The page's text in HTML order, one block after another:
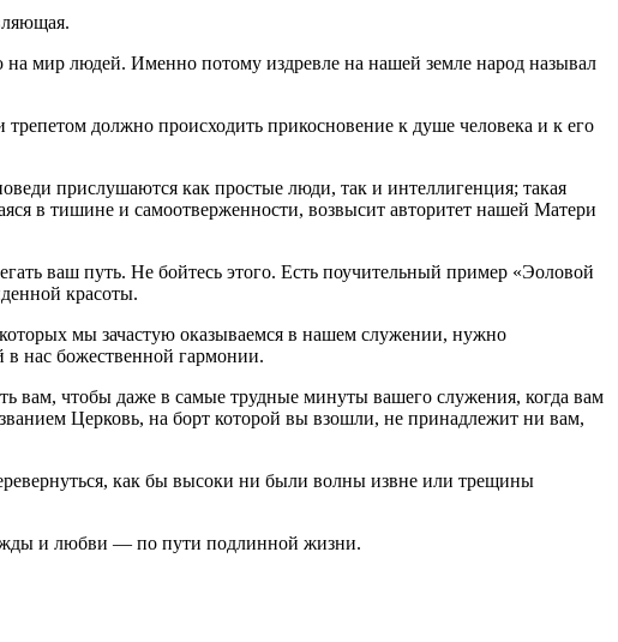
мир людей. Именно потому издревле на нашей земле народ называл
должно происходить прикосновение к душе человека и к его
прислушаются как простые люди, так и интеллигенция; такая
в тишине и самоотверженности, возвысит авторитет нашей Матери
ваш путь. Не бойтесь этого. Есть поучительный пример «Эоловой
красоты.
мы зачастую оказываемся в нашем служении, нужно
нас божественной гармонии.
вам, чтобы даже в самые трудные минуты вашего служения, когда вам
Церковь, на борт которой вы взошли, не принадлежит ни вам,
как бы высоки ни были волны извне или трещины
и любви — по пути подлинной жизни.